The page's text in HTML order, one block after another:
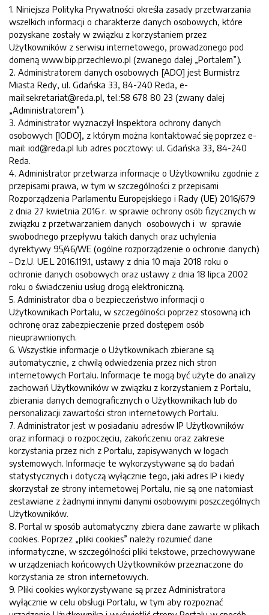
1. Niniejsza Polityka Prywatności określa zasady przetwarzania
wszelkich informacji o charakterze danych osobowych, które
pozyskane zostały w związku z korzystaniem przez
Użytkowników z serwisu internetowego, prowadzonego pod
domeną www.bip.przechlewo.pl (zwanego dalej „Portalem”).
2. Administratorem danych osobowych [ADO] jest Burmistrz
Miasta Redy, ul. Gdańska 33, 84-240 Reda, e-
mail:sekretariat@reda.pl, tel.:58 678 80 23 (zwany dalej
„Administratorem”).
3. Administrator wyznaczył Inspektora ochrony danych
osobowych [IODO], z którym można kontaktować się poprzez e-
mail: iod@reda.pl lub adres pocztowy: ul. Gdańska 33, 84-240
Reda.
4. Administrator przetwarza informacje o Użytkowniku zgodnie z
przepisami prawa, w tym w szczególności z przepisami
Rozporządzenia Parlamentu Europejskiego i Rady (UE) 2016/679
z dnia 27 kwietnia 2016 r. w sprawie ochrony osób fizycznych w
związku z przetwarzaniem danych osobowych i w sprawie
swobodnego przepływu takich danych oraz uchylenia
dyrektywy 95/46/WE (ogólne rozporządzenie o ochronie danych)
– Dz.U. UE.L 2016.119.1, ustawy z dnia 10 maja 2018 roku o
ochronie danych osobowych oraz ustawy z dnia 18 lipca 2002
roku o świadczeniu usług drogą elektroniczną.
5. Administrator dba o bezpieczeństwo informacji o
Użytkownikach Portalu, w szczególności poprzez stosowną ich
ochronę oraz zabezpieczenie przed dostępem osób
nieuprawnionych.
6. Wszystkie informacje o Użytkownikach zbierane są
automatycznie, z chwilą odwiedzenia przez nich stron
internetowych Portalu. Informacje te mogą być użyte do analizy
zachowań Użytkowników w związku z korzystaniem z Portalu,
zbierania danych demograficznych o Użytkownikach lub do
personalizacji zawartości stron internetowych Portalu.
7. Administrator jest w posiadaniu adresów IP Użytkowników
oraz informacji o rozpoczęciu, zakończeniu oraz zakresie
korzystania przez nich z Portalu, zapisywanych w logach
systemowych. Informacje te wykorzystywane są do badań
statystycznych i dotyczą wyłącznie tego, jaki adres IP i kiedy
skorzystał ze strony internetowej Portalu, nie są one natomiast
zestawiane z żadnymi innymi danymi osobowymi poszczególnych
Użytkowników.
8. Portal w sposób automatyczny zbiera dane zawarte w plikach
cookies. Poprzez „pliki cookies” należy rozumieć dane
informatyczne, w szczególności pliki tekstowe, przechowywane
w urządzeniach końcowych Użytkowników przeznaczone do
korzystania ze stron internetowych.
9. Pliki cookies wykorzystywane są przez Administratora
wyłącznie w celu obsługi Portalu, w tym aby rozpoznać